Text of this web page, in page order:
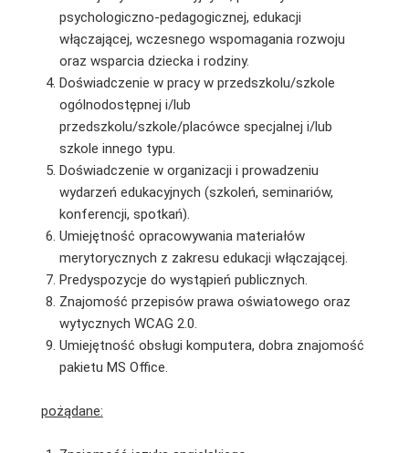
psychologiczno-pedagogicznej, edukacji
włączającej, wczesnego wspomagania rozwoju
oraz wsparcia dziecka i rodziny.
Doświadczenie w pracy w przedszkolu/szkole
ogólnodostępnej i/lub
przedszkolu/szkole/placówce specjalnej i/lub
szkole innego typu.
Doświadczenie w organizacji i prowadzeniu
wydarzeń edukacyjnych (szkoleń, seminariów,
konferencji, spotkań).
Umiejętność opracowywania materiałów
merytorycznych z zakresu edukacji włączającej.
Predyspozycje do wystąpień publicznych.
Znajomość przepisów prawa oświatowego oraz
wytycznych WCAG 2.0.
Umiejętność obsługi komputera, dobra znajomość
pakietu MS Office.
pożądane: